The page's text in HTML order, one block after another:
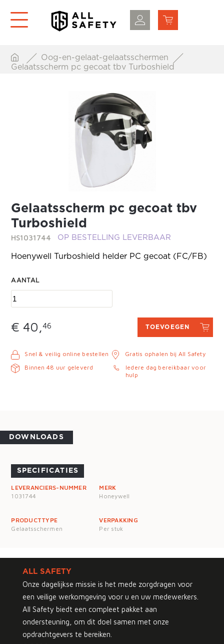
Oog-en-gelaat-gelaatsschermen
Gelaatsscherm pc gecoat tbv Turboshield
Gelaatsscherm pc gecoat tbv
Turboshield
HS1031744 OP BESTELLING LEVERBAAR
Hoenywell Turboshield helder PC gecoat (FC/FB)
AANTAL
€ 40,46 TOEVOEGEN
Snel & veilig online bestellen
Binnen 48 uur geleverd
Gratis ophalen bij All Safety
Iedere dag bereikbaar voor
hulp
DOWNLOADS
SPECIFICATIES
LEVERANCIERS-NUMMER
1031744
MERK
Honeywell
PRODUCTTYPE
Gelaatsschermen
VERPAKKING
Per stuk
ALL SAFETY
Onze dagelijkse missie is het mede zorgdragen voor
een veilige werkomgeving voor u en uw medewerkers.
All Safety biedt een compleet pakket aan
ondersteuning, om dit doel samen met onze
opdrachtgevers te bereiken.